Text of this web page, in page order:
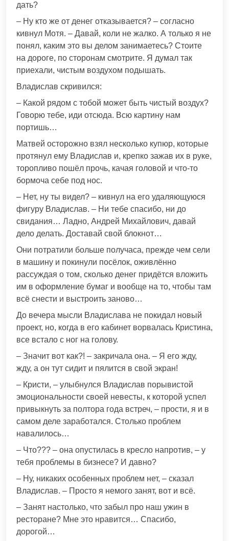
дать?
– Ну кто же от денег отказывается? – согласно
кивнул Мотя. – Давай, коли не жалко. А только я не
понял, каким это вы делом занимаетесь? Стоите
на дороге, по сторонам смотрите. Я думал так
приехали, чистым воздухом подышать.
Владислав скривился:
– Какой рядом с тобой может быть чистый воздух?
Говорю тебе, иди отсюда. Всю картину нам
портишь…
Матвей осторожно взял несколько купюр, которые
протянул ему Владислав и, крепко зажав их в руке,
торопливо пошёл прочь, качая головой и что-то
бормоча себе под нос.
– Нет, ну ты видел? – кивнул на его удаляющуюся
фигуру Владислав. – Ни тебе спасибо, ни до
свидания… Ладно, Андрей Михайлович, давай
дело делать. Доставай свой блокнот…
Они потратили больше получаса, прежде чем сели
в машину и покинули посёлок, оживлённо
рассуждая о том, сколько денег придётся вложить
им в оформление бумаг и вообще на то, чтобы там
всё снести и выстроить заново…
До вечера мысли Владислава не покидал новый
проект, но, когда в его кабинет ворвалась Кристина,
все встало с ног на голову.
– Значит вот как?! – закричала она. – Я его жду,
жду, а он тут сидит и пялится в свой экран!
– Кристи, – улыбнулся Владислав порывистой
эмоциональности своей невесты, к которой успел
привыкнуть за полтора года встреч, – прости, я и в
самом деле заработался. Столько проблем
навалилось…
– Что??? – она опустилась в кресло напротив, – у
тебя проблемы в бизнесе? И давно?
– Ну, никаких особенных проблем нет, – сказал
Владислав. – Просто я немого занят, вот и всё.
– Занят настолько, что забыл про наш ужин в
ресторане? Мне это нравится… Спасибо,
дорогой…